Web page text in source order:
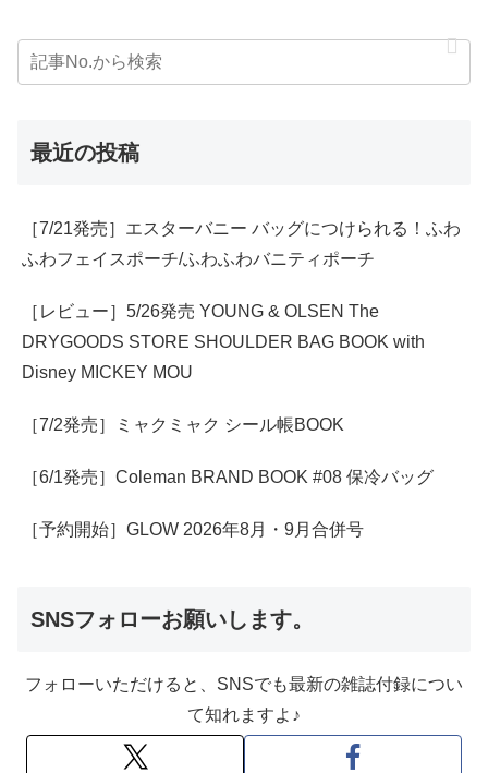
最近の投稿
［7/21発売］エスターバニー バッグにつけられる！ふわ
ふわフェイスポーチ/ふわふわバニティポーチ
［レビュー］5/26発売 YOUNG & OLSEN The
DRYGOODS STORE SHOULDER BAG BOOK with
Disney MICKEY MOU
［7/2発売］ミャクミャク シール帳BOOK
［6/1発売］Coleman BRAND BOOK #08 保冷バッグ
［予約開始］GLOW 2026年8月・9月合併号
SNSフォローお願いします。
フォローいただけると、SNSでも最新の雑誌付録につい
て知れますよ♪